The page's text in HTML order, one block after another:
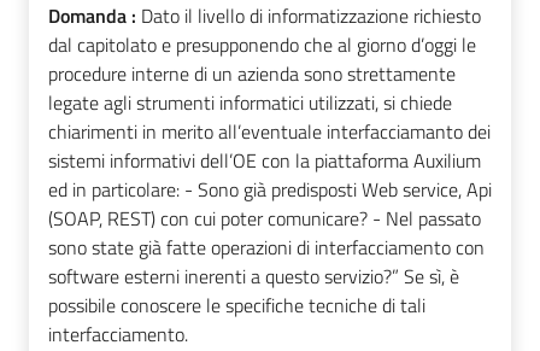
Domanda : Dato il livello di informatizzazione richiesto
dal capitolato e presupponendo che al giorno d’oggi le
procedure interne di un azienda sono strettamente
legate agli strumenti informatici utilizzati, si chiede
chiarimenti in merito all’eventuale interfacciamanto dei
sistemi informativi dell’OE con la piattaforma Auxilium
ed in particolare: - Sono già predisposti Web service, Api
(SOAP, REST) con cui poter comunicare? - Nel passato
sono state già fatte operazioni di interfacciamento con
software esterni inerenti a questo servizio?” Se sì, è
possibile conoscere le specifiche tecniche di tali
interfacciamento.